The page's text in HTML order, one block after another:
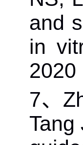
and
in
2020
7、
Tang